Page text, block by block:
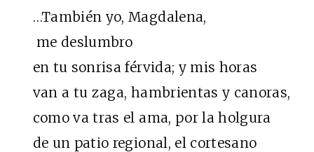
…También yo, Magdalena,
me deslumbro
en tu sonrisa férvida; y mis horas
van a tu zaga, hambrientas y canoras,
como va tras el ama, por la holgura
de un patio regional, el cortesano